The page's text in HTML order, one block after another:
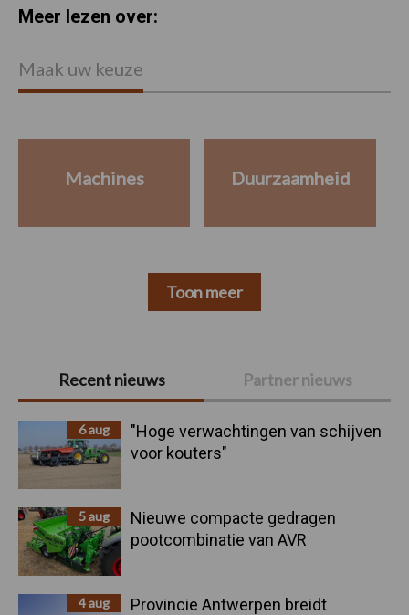
Primaire
Sidebar
Recent nieuws Partner nieuws
6 aug
"Hoge verwachtingen van schijven
voor kouters"
5 aug
Nieuwe compacte gedragen
pootcombinatie van AVR
4 aug
Provincie Antwerpen breidt
Meer lezen over:
Maak uw keuze
Machines Duurzaamheid
Toon meer